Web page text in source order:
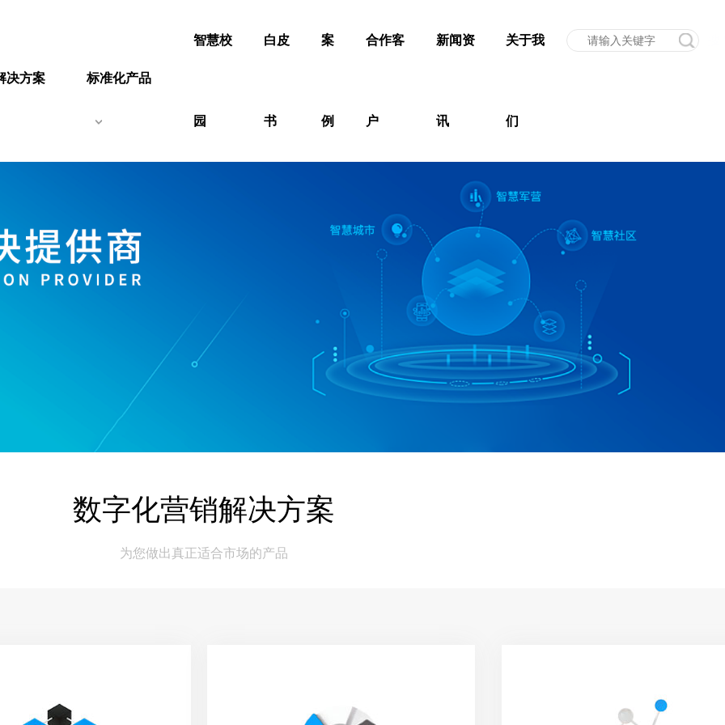
决方案 标准化产品
智慧校
园
白皮
书
案
例
合作客
户
新闻资
讯
关于我
们
数字化营销解决方案
为您做出真正适合市场的产品